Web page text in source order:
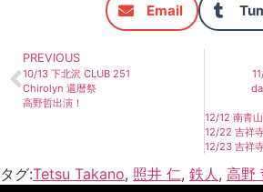
Email
PREVIOUS
10/13 下北沢 CLUB 251
Chirolyn 還暦祭
高野哲出演！
12/12 南青山
12/22 吉祥寺
12/23 吉祥寺
タグ:Tetsu Takano, 照井 仁, 鉄人, 高野